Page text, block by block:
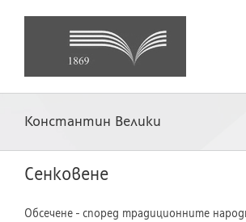
Константин Велики
Сенковене
Обсечене - според традиционните